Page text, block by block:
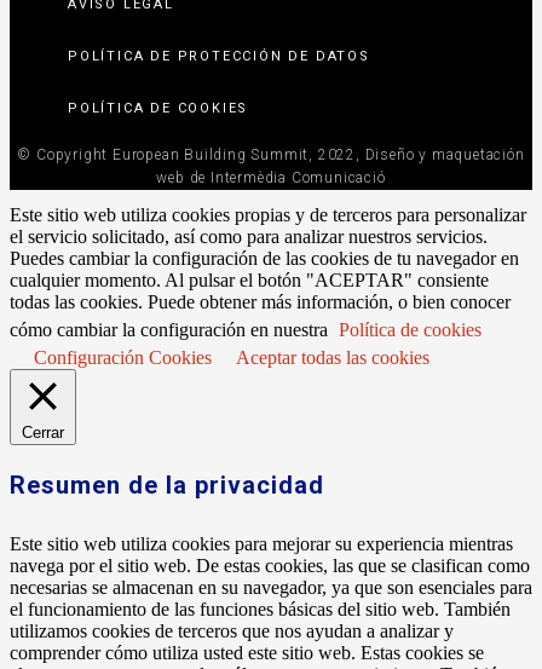
AVISO LEGAL
POLÍTICA DE PROTECCIÓN DE DATOS
POLÍTICA DE COOKIES
© Copyright European Building Summit, 2022, Diseño y maquetación
web de Intermèdia Comunicació
Este sitio web utiliza cookies propias y de terceros para personalizar
el servicio solicitado, así como para analizar nuestros servicios.
Puedes cambiar la configuración de las cookies de tu navegador en
cualquier momento. Al pulsar el botón "ACEPTAR" consiente
todas las cookies. Puede obtener más información, o bien conocer
cómo cambiar la configuración en nuestra Política de cookies
Configuración Cookies
Aceptar todas las cookies
Cerrar
Resumen de la privacidad
Este sitio web utiliza cookies para mejorar su experiencia mientras
navega por el sitio web. De estas cookies, las que se clasifican como
necesarias se almacenan en su navegador, ya que son esenciales para
el funcionamiento de las funciones básicas del sitio web. También
utilizamos cookies de terceros que nos ayudan a analizar y
comprender cómo utiliza usted este sitio web. Estas cookies se